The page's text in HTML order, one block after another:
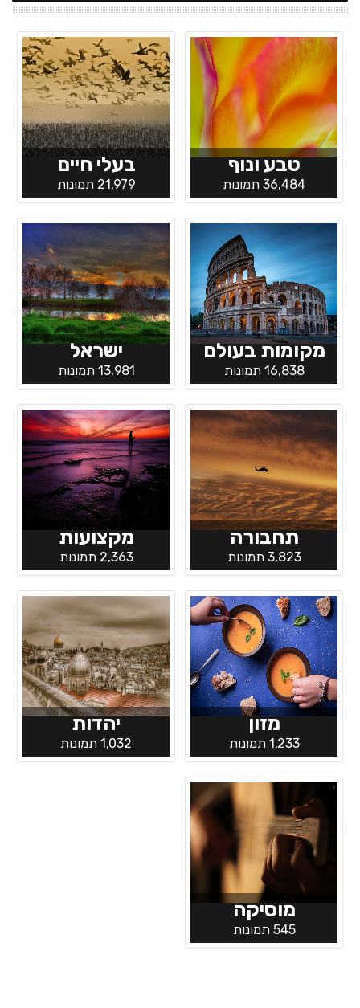
טבע ונוף
36,484 תמונות
בעלי חיים
21,979 תמונות
מקומות בעולם
16,838 תמונות
ישראל
13,981 תמונות
תחבורה
3,823 תמונות
מקצועות
2,363 תמונות
מזון
1,233 תמונות
יהדות
1,032 תמונות
מוסיקה
545 תמונות